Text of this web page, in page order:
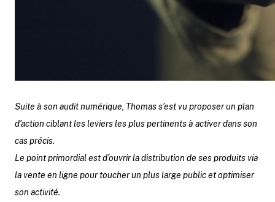
Suite à son audit numérique, Thomas s’est vu proposer un plan
d’action ciblant les leviers les plus pertinents à activer dans son
cas précis.
Le point primordial est d’ouvrir la distribution de ses produits via
la vente en ligne pour toucher un plus large public et optimiser
son activité.